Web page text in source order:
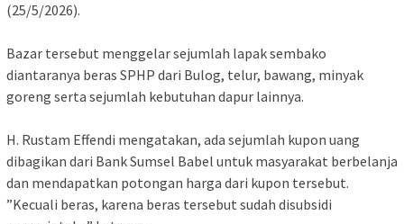
(25/5/2026).
‎Bazar tersebut menggelar sejumlah lapak sembako
diantaranya beras SPHP dari Bulog, telur, bawang, minyak
goreng serta sejumlah kebutuhan dapur lainnya.
‎H. Rustam Effendi mengatakan, ada sejumlah kupon uang
dibagikan dari Bank Sumsel Babel untuk masyarakat berbelanja
dan mendapatkan potongan harga dari kupon tersebut.
‎”Kecuali beras, karena beras tersebut sudah disubsidi